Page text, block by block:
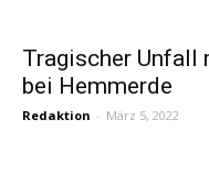
Tragischer Unfall
bei Hemmerde
Redaktion - März 5, 2022